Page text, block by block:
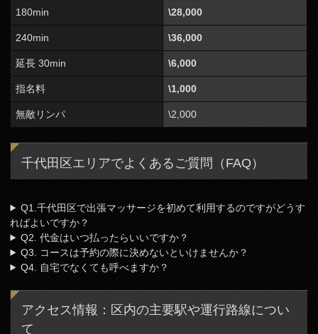
180min \28,000
240min \36,000
延長 30min \6,000
指名料 \1,000
無敵リンパ \2,000
千代田区エリアでよくあるご質問（FAQ）
Q1.千代田区で出張マッサージを初めて利用するのですがどうす
ればよいですか？
Q2. 代金はいつ払ったらいいですか？
Q3. コースは予約の際に決めないといけませんか？
Q4. 自宅でなくても呼べますか？
アクセス情報：区内の主要駅や運行路線につい
て